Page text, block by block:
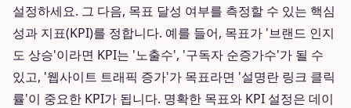
설정하세요. 그 다음, 목표 달성 여부를 측정할 수 있는 핵심
성과 지표(KPI)를 정합니다. 예를 들어, 목표가 '브랜드 인지
도 상승'이라면 KPI는 '노출수', '구독자 순증가수'가 될 수
있고, '웹사이트 트래픽 증가'가 목표라면 '설명란 링크 클릭
률'이 중요한 KPI가 됩니다. 명확한 목표와 KPI 설정은 데이